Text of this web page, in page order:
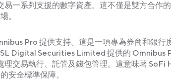
一系列支援的數字資產。這不僅是雙方合作
。
Pro 提供支持。這是一項專為券商和銀行
Digital Securities Limited 提供的 Omnibus
交易執行、託管及錢包管理。這意味著 SoFi
安全標準保障。